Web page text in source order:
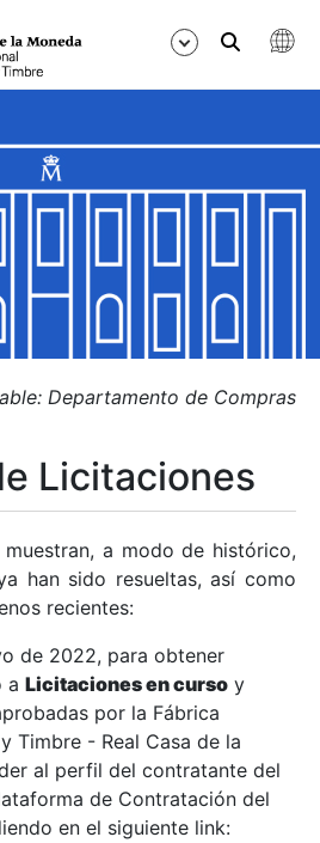
Departamento de Compras
Licitaciones
a modo de histórico,
han sido resueltas, así como
recientes:
de 2022, para obtener
a Licitaciones en curso y
por la Fábrica
Timbre - Real Casa de la
al perfil del contratante del
de Contratación del
en el siguiente link: